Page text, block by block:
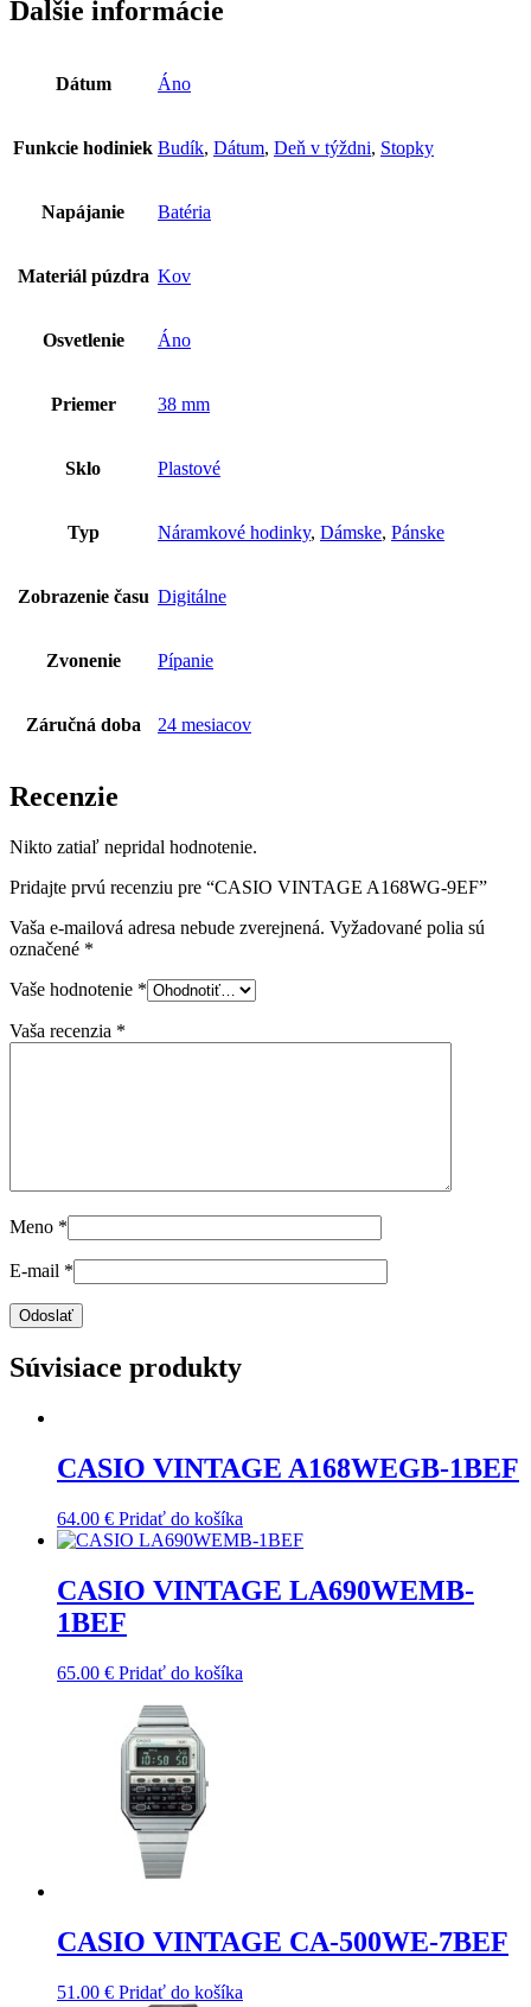
Ďalšie informácie
Dátum Áno
Funkcie hodiniek Budík, Dátum, Deň v týždni, Stopky
Napájanie Batéria
Materiál púzdra Kov
Osvetlenie Áno
Priemer 38 mm
Sklo Plastové
Typ Náramkové hodinky, Dámske, Pánske
Zobrazenie času Digitálne
Zvonenie Pípanie
Záručná doba 24 mesiacov
Recenzie
Nikto zatiaľ nepridal hodnotenie.
Pridajte prvú recenziu pre “CASIO VINTAGE A168WG-9EF”
Vaša e-mailová adresa nebude zverejnená. Vyžadované polia sú
označené *
Vaše hodnotenie *
Vaša recenzia *
Meno *
E-mail *
Súvisiace produkty
CASIO VINTAGE A168WEGB-1BEF
64.00 € Pridať do košíka
CASIO VINTAGE LA690WEMB-
1BEF
65.00 € Pridať do košíka
CASIO VINTAGE CA-500WE-7BEF
51.00 € Pridať do košíka